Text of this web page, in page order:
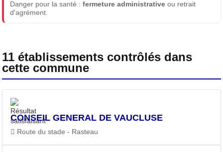
Danger pour la santé :fermeture administrative ou retrait
d'agrément.
11 établissements contrôlés dans
cette commune
CONSEIL GENERAL DE VAUCLUSE
Route du stade - Rasteau